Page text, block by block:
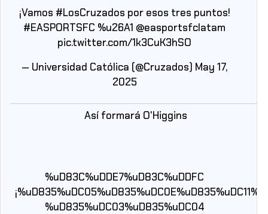
¡Vamos #LosCruzados por esos tres puntos!
#EASPORTSFC %u26A1 @easportsfclatam
pic.twitter.com/1k3CuK3hSO
— Universidad Católica (@Cruzados) May 17,
2025
Así formará O'Higgins
%uD83C%uDDE7%uD83C%uDDFC
%uD835%uDC03%uD835%uDC04